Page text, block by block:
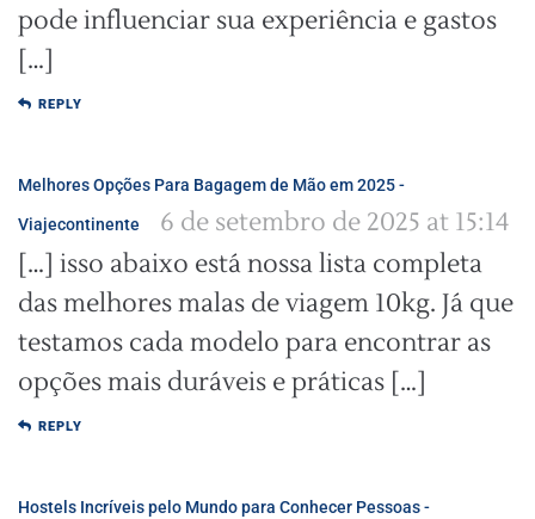
pode influenciar sua experiência e gastos
[…]
REPLY
Melhores Opções Para Bagagem de Mão em 2025 -
Viajecontinente
6 de setembro de 2025 at 15:14
[…] isso abaixo está nossa lista completa
das melhores malas de viagem 10kg. Já que
testamos cada modelo para encontrar as
opções mais duráveis e práticas […]
REPLY
Hostels Incríveis pelo Mundo para Conhecer Pessoas -